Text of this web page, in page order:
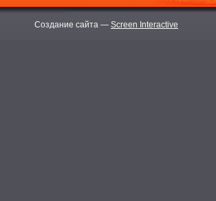
Создание сайта — Screen Interactive